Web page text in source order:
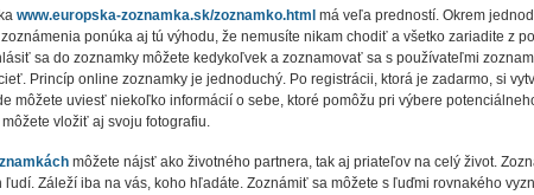
www.europska-zoznamka.sk/zoznamko.html má veľa predností. Okrem
ponúka aj tú výhodu, že nemusíte nikam chodiť a všetko zariadite z
sa do zoznamky môžete kedykoľvek a zoznamovať sa s používateľmi
Princíp online zoznamky je jednoduchý. Po registrácii, ktorá je zadarmo, si
môžete uviesť niekoľko informácií o sebe, ktoré pomôžu pri výbere
vložiť aj svoju fotografiu.
môžete nájsť ako životného partnera, tak aj priateľov na celý život.
ľudí. Záleží iba na vás, koho hľadáte. Zoznámiť sa môžete s ľuďmi rovnakého